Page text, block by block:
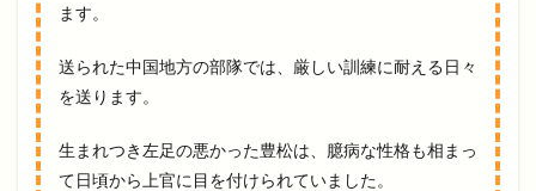
ます。
送られた中国地方の部隊では、厳しい訓練に耐える日々
を送ります。
生まれつき左足の悪かった豊松は、臆病な性格も相まっ
て日頃から上官に目を付けられていました。